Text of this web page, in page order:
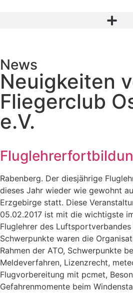
News
Neuigkeiten
Fliegerclub
e.V.
Rabenberg. Der diesjährige
dieses Jahr wieder wie gewohnt
Erzgebirge statt. Diese
05.02.2017 ist mit die wichtigste
Fluglehrer des Luftsportverbandes
Schwerpunkte waren die
Rahmen der ATO, Schwerpunkte
Meldeverfahren, Lizenzrecht,
Flugvorbereitung mit pcmet,
Gefahrenmomente beim